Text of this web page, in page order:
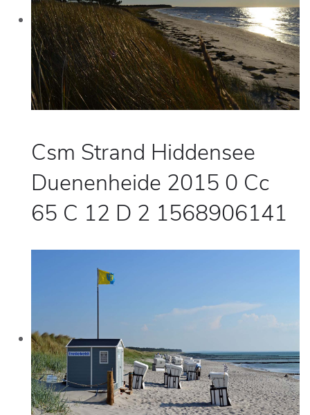
Csm Strand Hiddensee
Duenenheide 2015 0 Cc
65 C 12 D 2 1568906141